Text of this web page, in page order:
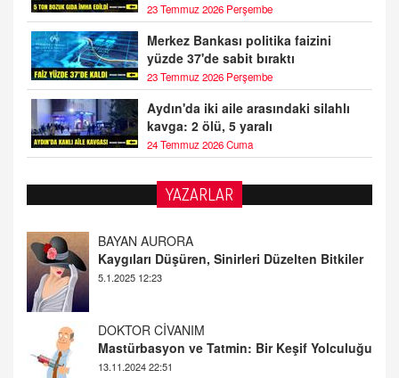
23 Temmuz 2026 Perşembe
Merkez Bankası politika faizini
yüzde 37'de sabit bıraktı
23 Temmuz 2026 Perşembe
Aydın'da iki aile arasındaki silahlı
kavga: 2 ölü, 5 yaralı
24 Temmuz 2026 Cuma
YAZARLAR
DOKTOR CİVANIM
Mastürbasyon ve Tatmin: Bir Keşif Yolculuğu
13.11.2024 22:51
ALİ EFENDİ
Adana At Yarışı Tahminleri | 21 Aralık
Cumartesi